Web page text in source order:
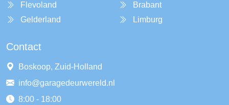
Flevoland
Gelderland
Brabant
Limburg
Contact
Boskoop, Zuid-Holland
info@garagedeurwereld.nl
8:00 - 18:00